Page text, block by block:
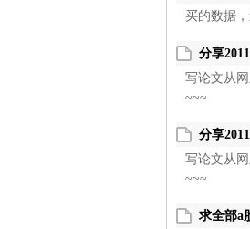
买的数据
分享
写论文从
~~~
分享
写论文从
~~~
求全部a